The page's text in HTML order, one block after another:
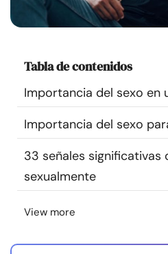
Recursos
Comunidad
Encuentra un terapeuta
Idioma
nosotros
Tabla de contenidos
Importancia del sexo en
Importancia del sexo
33 señales significativas
sexualmente
View more